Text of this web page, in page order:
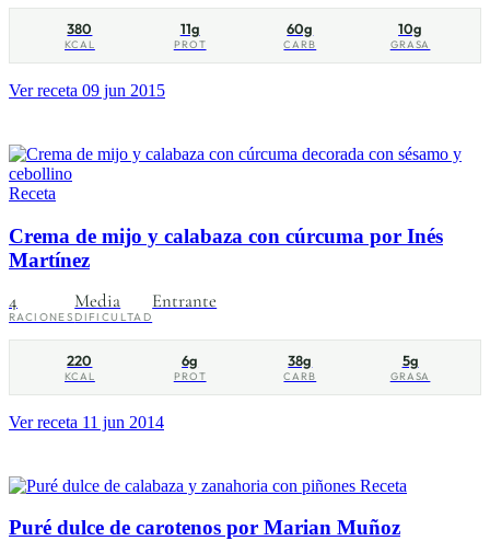
380
KCAL
11g
PROT
60g
CARB
10g
GRASA
Ver receta 09 jun 2015
Receta
Crema de mijo y calabaza con cúrcuma por Inés
Martínez
4
RACIONES
Media
DIFICULTAD
Entrante
220
KCAL
6g
PROT
38g
CARB
5g
GRASA
Ver receta 11 jun 2014
Receta
Puré dulce de carotenos por Marian Muñoz